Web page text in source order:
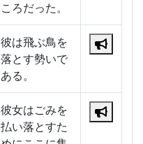
ころだった。
彼は飛ぶ鳥を
落とす勢いで
ある。
彼女はごみを
払い落とすた